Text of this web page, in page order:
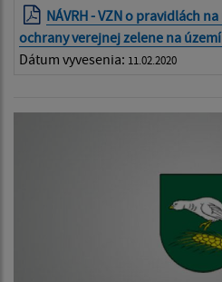
NÁVRH - VZN o pravidlách
ochrany verejnej zelene na
Dátum vyvesenia: 11.02.2020